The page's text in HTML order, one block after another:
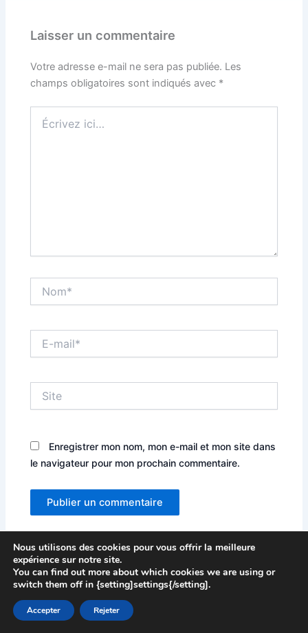
Laisser un commentaire
Votre adresse e-mail ne sera pas publiée. Les
champs obligatoires sont indiqués avec *
ici…
mail*
Enregistrer mon nom, mon e-mail et mon site dans
le navigateur pour mon prochain commentaire.
Nous utilisons des cookies pour vous offrir la meilleure
expérience sur notre site.
You can find out more about which cookies we are using or
switch them off in {setting]settings{/setting].
Accepter Rejeter